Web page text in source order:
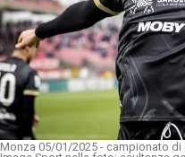
Monza 05/01/2025 - campionato